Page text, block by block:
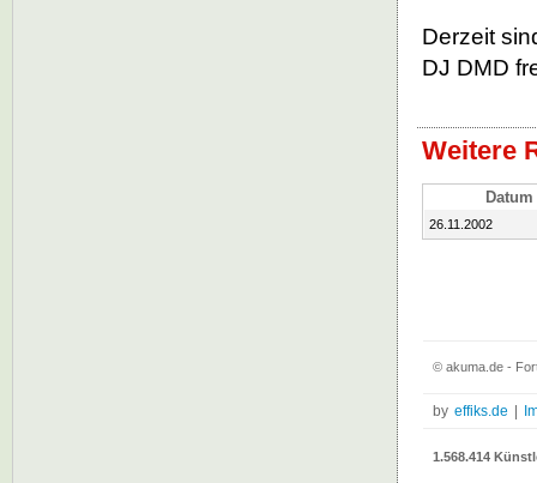
Derzeit
DJ DMD
Weitere
Datum
26.11.2002
© akuma.de -
by effiks.de
1.568.414